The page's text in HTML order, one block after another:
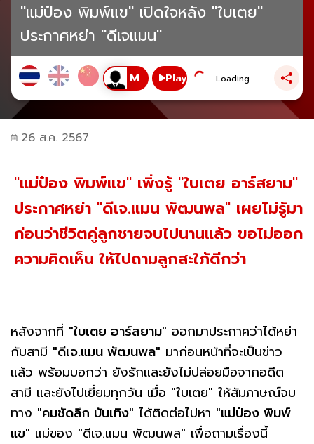
"แม่ป๋อง พิมพ์แข" เปิดใจหลัง "ใบเตย"
ประกาศหย่า "ดีเจแมน"
Play Loading...
26 ส.ค. 2567
"แม่ป๋อง พิมพ์แข" เพิ่งรู้ "ใบเตย อาร์สยาม"
ประกาศหย่า "ดีเจ.แมน พัฒนพล" เผยไม่รู้มา
ก่อนว่าชีวิตคู่ลูกชายจบไปนานแล้ว ขอไม่ออก
ความคิดเห็น ให้ไปถามลูกสะใภ้ดีกว่า
หลังจากที่ "ใบเตย อาร์สยาม" ออกมาประกาศว่าได้หย่า
กับสามี "ดีเจ.แมน พัฒนพล" มาก่อนหน้าที่จะเป็นข่าว
แล้ว พร้อมบอกว่า ยังรักและยังไม่ปล่อยมือจากอดีต
สามี และยังไปเยี่ยมทุกวัน เมื่อ "ใบเตย" ให้สัมภาษณ์จบ
ทาง "คมชัดลึก บันเทิง" ได้ติดต่อไปหา "แม่ป๋อง พิมพ์
แข" แม่ของ "ดีเจ.แมน พัฒนพล" เพื่อถามเรื่องนี้